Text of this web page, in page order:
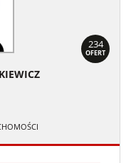
234
OFERT